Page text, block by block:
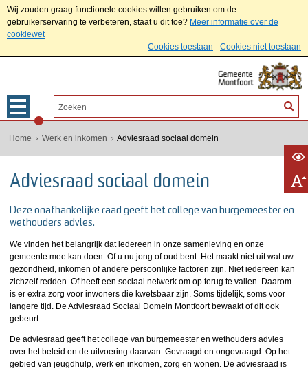
Wij zouden graag functionele cookies willen gebruiken om de
gebruikerservaring te verbeteren, staat u dit toe? Meer informatie over de
cookiewet
Cookies toestaan
Cookies niet toestaan
Home Werk en inkomen Adviesraad sociaal domein
Adviesraad sociaal domein
Deze onafhankelijke raad geeft het college van burgemeester en
wethouders advies.
We vinden het belangrijk dat iedereen in onze samenleving en onze
gemeente mee kan doen. Of u nu jong of oud bent. Het maakt niet uit wat uw
gezondheid, inkomen of andere persoonlijke factoren zijn. Niet iedereen kan
zichzelf redden. Of heeft een sociaal netwerk om op terug te vallen. Daarom
is er extra zorg voor inwoners die kwetsbaar zijn. Soms tijdelijk, soms voor
langere tijd. De Adviesraad Sociaal Domein Montfoort bewaakt of dit ook
gebeurt.
De adviesraad geeft het college van burgemeester en wethouders advies
over het beleid en de uitvoering daarvan. Gevraagd en ongevraagd. Op het
gebied van jeugdhulp, werk en inkomen, zorg en wonen. De adviesraad is